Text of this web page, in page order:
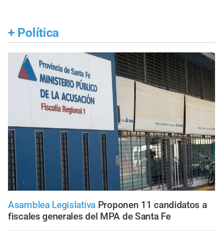
+ Política
Asamblea Legislativa Proponen 11 candidatos a
fiscales generales del MPA de Santa Fe